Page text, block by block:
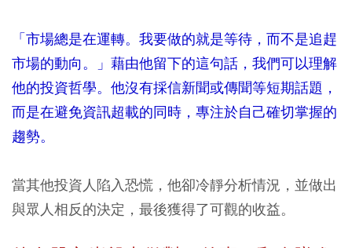
「市場總是在運轉。我要做的就是等待，而不是追趕
市場的動向。」藉由他留下的這句話，我們可以理解
他的投資哲學。他沒有採信新聞或傳聞等短期話題，
而是在避免資訊超載的同時，專注於自己確切掌握的
趨勢。
當其他投資人陷入恐慌，他卻冷靜分析情況，並做出
與眾人相反的決定，最後獲得了可觀的收益。